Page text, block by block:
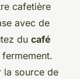
cafetière
avec de
du café
la source de